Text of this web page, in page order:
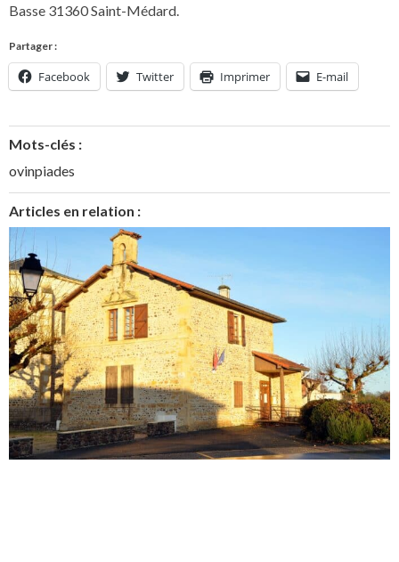
Basse 31360 Saint-Médard.
Partager :
Facebook Twitter Imprimer E-mail
Mots-clés :
ovinpiades
Articles en relation :